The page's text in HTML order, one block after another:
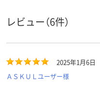
レビュー（6件）
2025年1月6日
ＡＳＫＵＬユーザー様